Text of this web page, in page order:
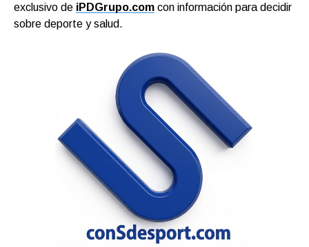
exclusivo de iPDGrupo.com con información para decidir
sobre deporte y salud.